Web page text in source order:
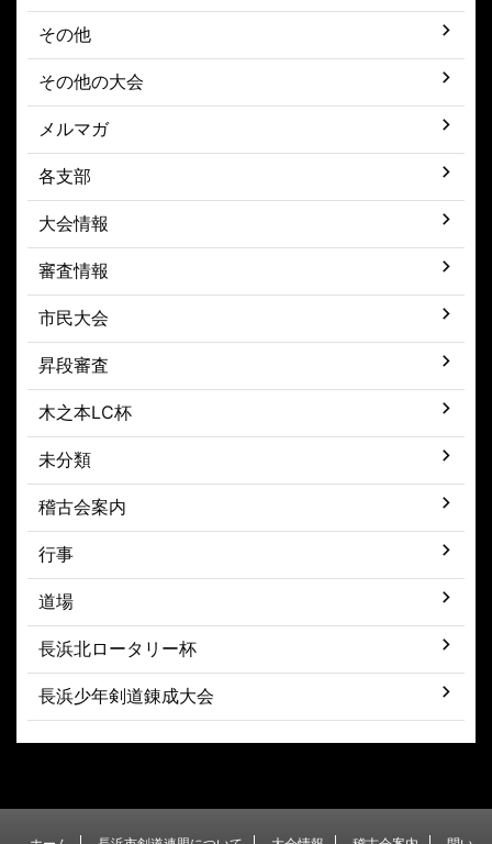
その他
その他の大会
メルマガ
各支部
大会情報
審査情報
市民大会
昇段審査
木之本LC杯
未分類
稽古会案内
行事
道場
長浜北ロータリー杯
長浜少年剣道錬成大会